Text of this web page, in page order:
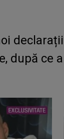
după ce